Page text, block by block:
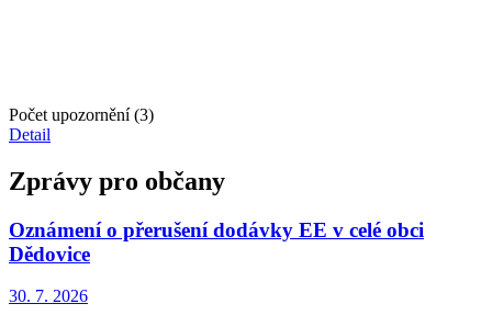
Počet upozornění (3)
Detail
Zprávy pro občany
Oznámení o přerušení dodávky EE v celé obci
Dědovice
30. 7. 2026